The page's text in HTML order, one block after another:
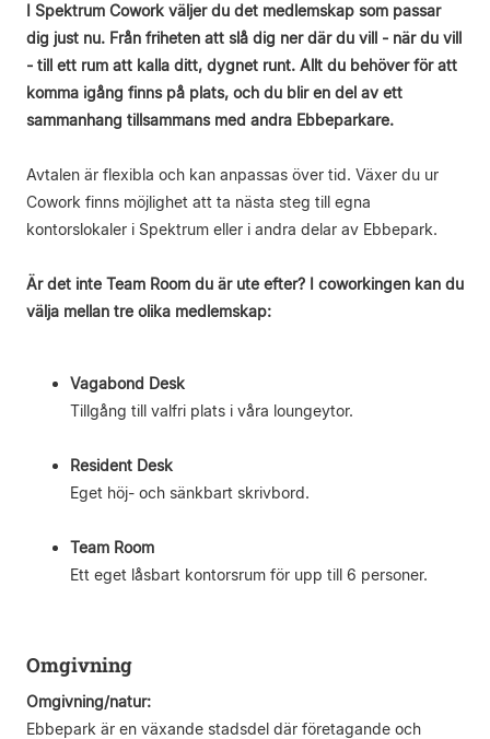
I Spektrum Cowork väljer du det medlemskap som passar
dig just nu. Från friheten att slå dig ner där du vill - när du vill
- till ett rum att kalla ditt, dygnet runt. Allt du behöver för att
komma igång finns på plats, och du blir en del av ett
sammanhang tillsammans med andra Ebbeparkare.
Avtalen är flexibla och kan anpassas över tid. Växer du ur
Cowork finns möjlighet att ta nästa steg till egna
kontorslokaler i Spektrum eller i andra delar av Ebbepark.
Är det inte Team Room du är ute efter? I coworkingen kan du
välja mellan tre olika medlemskap:
Vagabond Desk
Tillgång till valfri plats i våra loungeytor.
Resident Desk
Eget höj- och sänkbart skrivbord.
Team Room
Ett eget låsbart kontorsrum för upp till 6 personer.
Omgivning
Omgivning/natur:
Ebbepark är en växande stadsdel där företagande och